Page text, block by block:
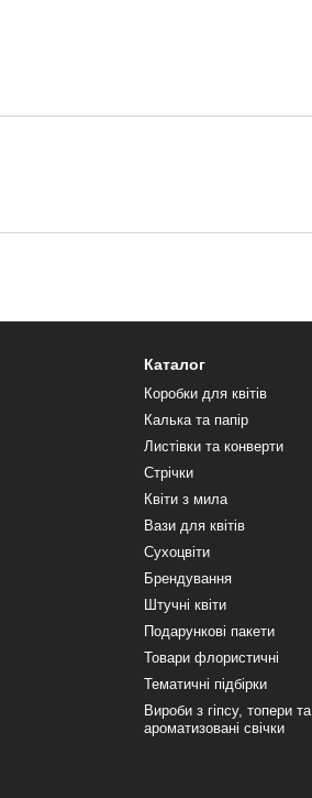
Каталог
Коробки для квітів
Калька та папір
Листівки та конверти
Стрічки
Квіти з мила
Вази для квітів
Сухоцвіти
Брендування
Штучні квіти
Подарункові пакети
Товари флористичні
Тематичні підбірки
Вироби з гіпсу, топери та
ароматизовані свічки